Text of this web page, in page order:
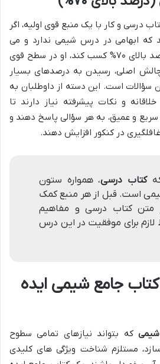
درسی و کار با یک منبع قوی اولیه، اگر
ابهامی در درس شیمی ندارد و می
تواند در اکثر آزمون ها درصد بالای ۷۰% کسب کند، او در سطح قوی
چالش اصلی، رسیدن به درصدهای بسیار
سؤالات است. این دسته از داوطلبان به
و نکات پیشرفته نیاز دارند تا
و عمیق، به هر سؤالی پاسخ دهند و
در کنکور افزایش دهند.
کتاب درسی، همواره ستون
است. قبل از هر منبع کمک
متن کتاب درسی و مفاهیم
لازم برای موفقیت در این درس
جامع شیمی ایده
که بتواند نیازهای تمامی سطوح
مستلزم شناخت ویژگی های کلیدی